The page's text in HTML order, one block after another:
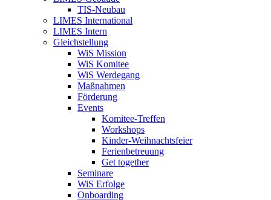
TIS-Neubau
LIMES International
LIMES Intern
Gleichstellung
WiS Mission
WiS Komitee
WiS Werdegang
Maßnahmen
Förderung
Events
Komitee-Treffen
Workshops
Kinder-Weihnachtsfeier
Ferienbetreuung
Get together
Seminare
WiS Erfolge
Onboarding